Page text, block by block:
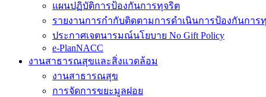
แผนปฏิบัติการป้องกันการทุจริต
รายงานการกำกับติดตามการดำเนินการป้องกันการ
ประกาศเจตนารมณ์นโยบาย No Gift Policy
e-PlanNACC
งานสาธารณสุขและสิ่งแวดล้อม
งานสาธารณสุข
การจัดการขยะมูลฝอย